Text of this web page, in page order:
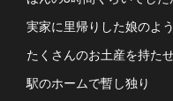
実家に里帰りした娘のよ
たくさんのお土産を持た
駅のホームで暫し独り